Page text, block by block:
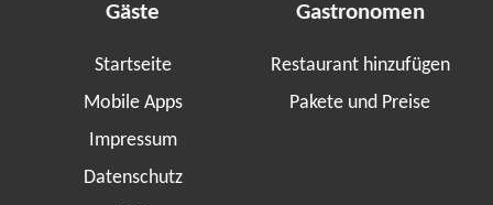
Gäste
Startseite
Mobile Apps
Impressum
Datenschutz
Gastronomen
Restaurant hinzufügen
Pakete und Preise